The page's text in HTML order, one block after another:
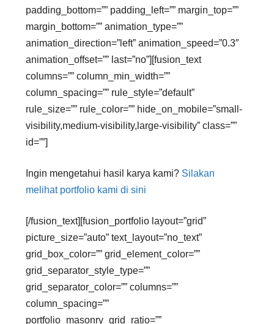
padding_bottom=”” padding_left=”” margin_top=””
margin_bottom=”” animation_type=””
animation_direction=”left” animation_speed=”0.3″
animation_offset=”” last=”no”][fusion_text
columns=”” column_min_width=””
column_spacing=”” rule_style=”default”
rule_size=”” rule_color=”” hide_on_mobile=”small-
visibility,medium-visibility,large-visibility” class=””
id=””]
Ingin mengetahui hasil karya kami? Silakan
melihat portfolio kami di sini
[/fusion_text][fusion_portfolio layout=”grid”
picture_size=”auto” text_layout=”no_text”
grid_box_color=”” grid_element_color=””
grid_separator_style_type=””
grid_separator_color=”” columns=””
column_spacing=””
portfolio_masonry_grid_ratio=””